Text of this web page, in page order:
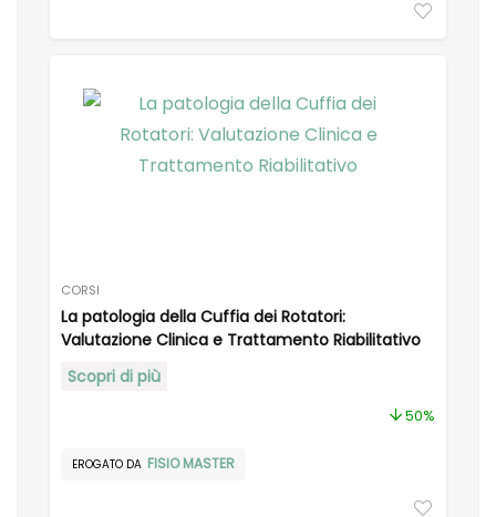
CORSI
La patologia della Cuffia dei Rotatori:
Valutazione Clinica e Trattamento Riabilitativo
Scopri di più
50%
EROGATO DA FISIO MASTER